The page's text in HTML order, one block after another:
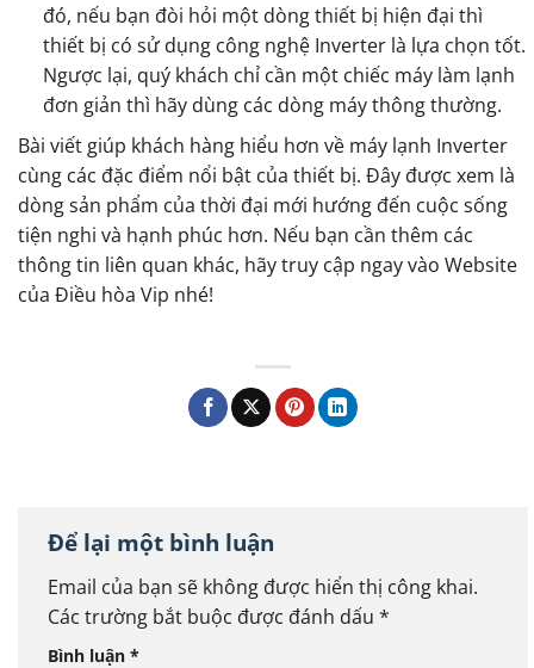
đó, nếu bạn đòi hỏi một dòng thiết bị hiện đại thì
thiết bị có sử dụng công nghệ Inverter là lựa chọn tốt.
Ngược lại, quý khách chỉ cần một chiếc máy làm lạnh
đơn giản thì hãy dùng các dòng máy thông thường.
Bài viết giúp khách hàng hiểu hơn về máy lạnh Inverter
cùng các đặc điểm nổi bật của thiết bị. Đây được xem là
dòng sản phẩm của thời đại mới hướng đến cuộc sống
tiện nghi và hạnh phúc hơn. Nếu bạn cần thêm các
thông tin liên quan khác, hãy truy cập ngay vào Website
của Điều hòa Vip nhé!
Để lại một bình luận
Email của bạn sẽ không được hiển thị công khai.
Các trường bắt buộc được đánh dấu *
Bình luận *